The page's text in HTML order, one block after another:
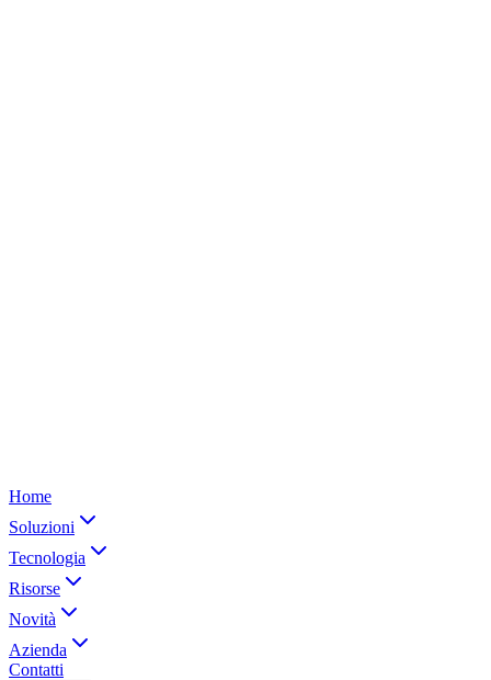
Home
Soluzioni
Tecnologia
Risorse
Novità
Azienda
Contatti